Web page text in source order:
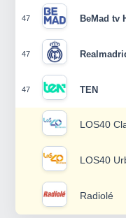
47 BeMad tv
47
47 TEN
LOS40
LOS40
Radiolé